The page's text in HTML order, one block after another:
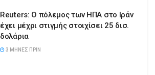
Reuters: Ο πόλεμος των ΗΠΑ στο Ιράν
έχει μέχρι στιγμής στοιχίσει 25 δισ.
δολάρια
3 ΜΉΝΕΣ ΠΡΙΝ